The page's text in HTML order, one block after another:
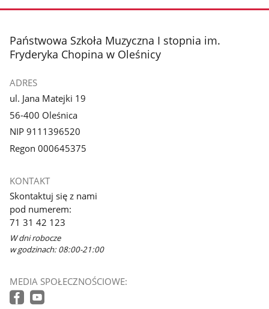
stopka
Państwowa Szkoła Muzyczna I stopnia im.
Fryderyka Chopina w Oleśnicy
ADRES
ul. Jana Matejki 19
56-400 Oleśnica
NIP 9111396520
Regon 000645375
KONTAKT
Skontaktuj się z nami
pod numerem:
71 31 42 123
W dni robocze
w godzinach: 08:00-21:00
MEDIA SPOŁECZNOŚCIOWE: